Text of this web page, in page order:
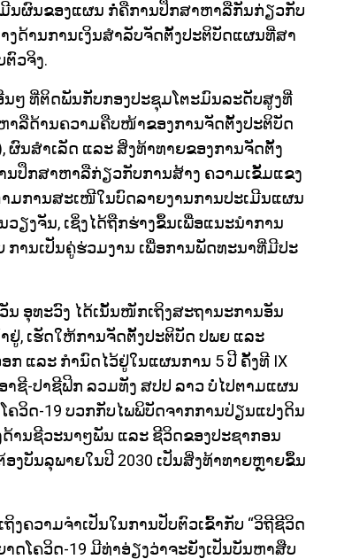
ນຜົນຂອງແຜນ ກໍ່ຄືການປຶກສາຫາລືກັນກ່ຽວກັບ
ງດ້ານການເງິນສໍາລັບຈັດຕັ້ງປະຕິບັດແຜນທີ່ສາ
ວຈິງ.
ນໆ ທີ່ຕິດພັນກັບກອງປະຊຸມໂຕະມົນລະດັບສູງທີ່
າລືດ້ານຄວາມຄືບໜ້າຂອງການຈັດຕັ້ງປະຕິບັດ
ນສໍາເລັດ ແລະ ສິ່ງທ້າທາຍຂອງການຈັດຕັ້ງ
ນປຶກສາຫາລືກ່ຽວກັບການສ້າງ ຄວາມເຂັ້ມແຂງ
ມການສະເໜີໃນບົດລາຍງານການປະເມີນແຜນ
ຽງຈັນ, ເຊິ່ງໄດ້ຖືກຮ່າງຂຶ້ນເພື່ອແນະນໍາການ
ານເປັນຄູ່ຮ່ວມງານ ເພື່ອການພັດທະນາທີ່ມີປະ
ນ ອຸທະວົງ ໄດ້ເນັ້ນໜັກເຖິງສະຖານະການອັນ
ຢູ່, ເຮັດໃຫ້ການຈັດຕັ້ງປະຕິບັດ ປພຍ ແລະ
ແລະ ກໍານົດໄວ້ຢູ່ໃນແຜນການ 5 ປີ ຄັ້ງທີ IX
ຊີ-ປາຊີຟິກ ລວມທັງ ສປປ ລາວ ບໍ່ໄປຕາມແຜນ
ວິດ-19 ບວກກັບໄພພິບັດຈາກການປ່ຽນແປງດິນ
ານຊີວະນາໆພັນ ແລະ ຊີວິດຂອງປະຊາກອນ
ບັນລຸພາຍໃນປີ 2030 ເປັນສິ່ງທ້າທາຍຫຼາຍຂຶ້ນ
ງຄວາມຈໍາເປັນໃນການປັບຕົວເຂົ້າກັບ “ວິຖີຊີວິດ
າດໂຄວິດ-19 ມີທ່າອ່ຽງວ່າຈະຍັງເປັນບັນຫາສືບ